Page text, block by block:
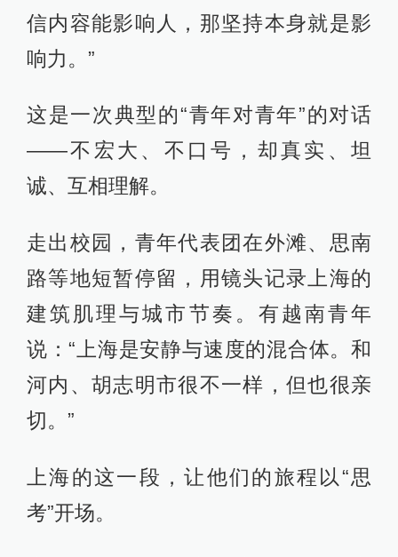
信内容能影响人，那坚持本身就是影
响力。”
这是一次典型的“青年对青年”的对话
——不宏大、不口号，却真实、坦
诚、互相理解。
走出校园，青年代表团在外滩、思南
路等地短暂停留，用镜头记录上海的
建筑肌理与城市节奏。有越南青年
说：“上海是安静与速度的混合体。和
河内、胡志明市很不一样，但也很亲
切。”
上海的这一段，让他们的旅程以“思
考”开场。